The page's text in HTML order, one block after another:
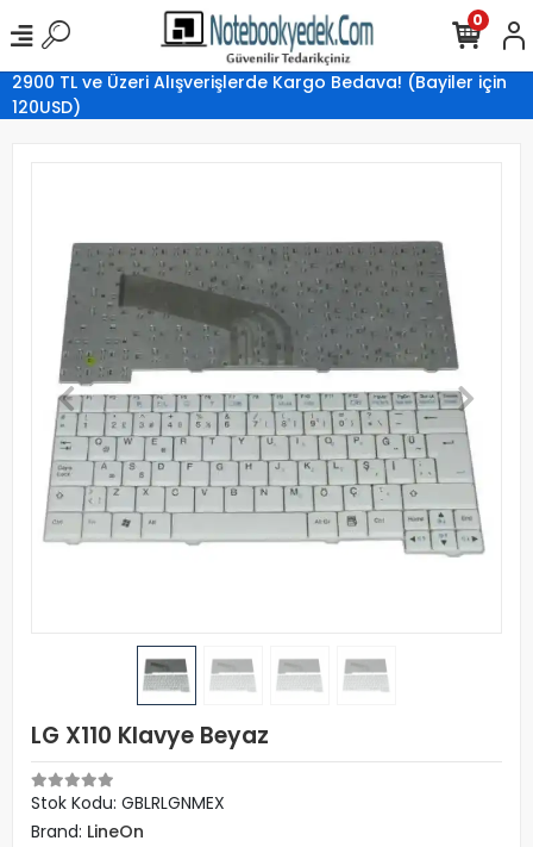
2900 TL ve Üzeri Alışverişlerde Kargo Bedava! (Bayiler için
120USD)
0
LG X110 Klavye Beyaz
Stok Kodu: GBLRLGNMEX
Brand: LineOn